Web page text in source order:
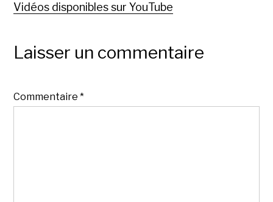
Vidéos disponibles sur YouTube
Laisser un commentaire
Commentaire*